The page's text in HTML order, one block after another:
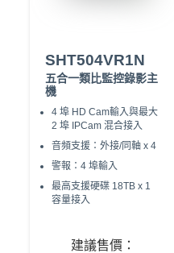
SHT504VR1N
五合一類比監控錄影主
機
4 埠 HD Cam輸入與最大
2 埠 IPCam 混合接⼊
⾳頻⽀援：外接/同軸 x 4
警報：4 埠輸⼊
最高支援硬碟 18TB x 1
容量接入
建議售價：